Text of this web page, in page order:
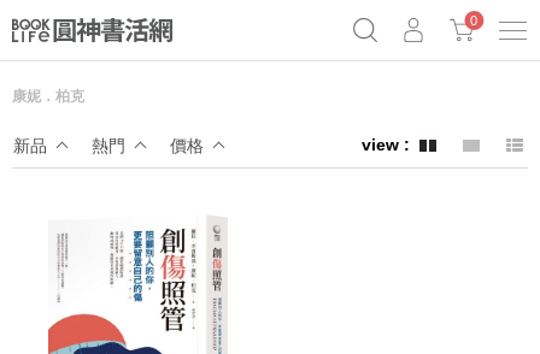
Netflix話題章魚小說！
0
康妮．柏克
新品 熱門 價格